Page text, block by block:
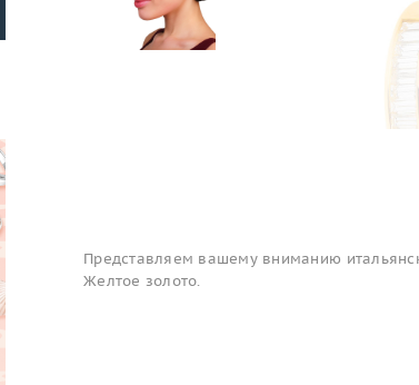
Представляем вашему вниманию
Желтое золото.